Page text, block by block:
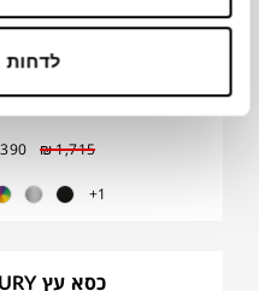
לדחות
₪1,715
1+
כסא עץ ALBURY